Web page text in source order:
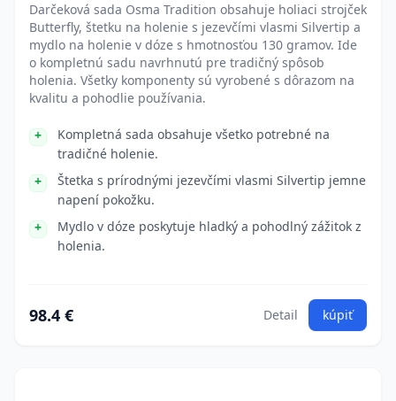
Darčeková sada Osma Tradition obsahuje holiaci strojček
Butterfly, štetku na holenie s jezevčími vlasmi Silvertip a
mydlo na holenie v dóze s hmotnosťou 130 gramov. Ide
o kompletnú sadu navrhnutú pre tradičný spôsob
holenia. Všetky komponenty sú vyrobené s dôrazom na
kvalitu a pohodlie používania.
Kompletná sada obsahuje všetko potrebné na
tradičné holenie.
Štetka s prírodnými jezevčími vlasmi Silvertip jemne
napení pokožku.
Mydlo v dóze poskytuje hladký a pohodlný zážitok z
holenia.
98.4 € Detail kúpiť